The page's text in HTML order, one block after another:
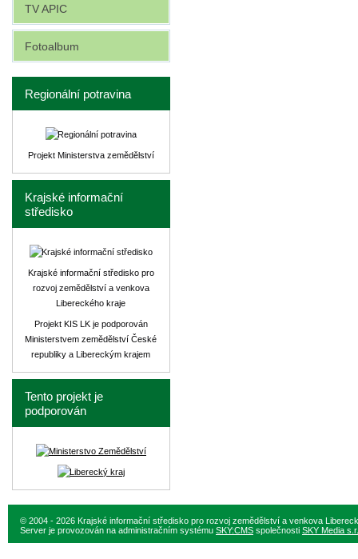
TV APIC
Fotoalbum
Regionální potravina
Projekt Ministerstva zemědělství
Krajské informační
středisko
Krajské informační středisko pro
rozvoj zemědělství a venkova
Libereckého kraje
Projekt KIS LK je podporován
Ministerstvem zemědělství České
republiky a Libereckým krajem
Tento projekt je
podporován
© 2004 - 2026 Krajské informační středisko pro rozvoj zemědělství a venkova
Server je provozován na administračním systému SKY:CMS společnosti SKY Media